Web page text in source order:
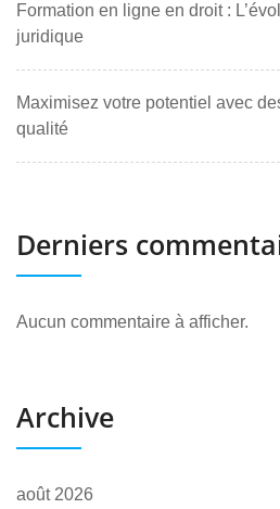
Formation en ligne en droit :
juridique
Maximisez votre potentiel avec
qualité
Derniers
Aucun commentaire à afficher.
Archive
août 2026